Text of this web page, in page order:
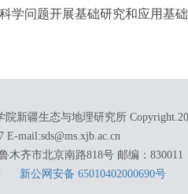
学问题开展基础研究和应用基
院新疆生态与地理研究所 Copyright.
E-mail:sds@ms.xjb.ac.cn
木齐市北京南路818号 邮编：830011
号 新公网安备 65010402000690号